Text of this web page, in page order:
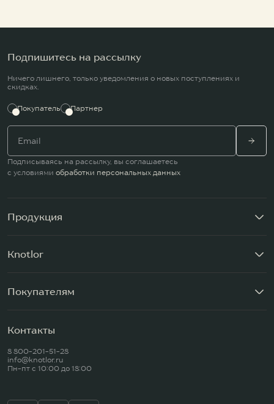
Подпишитесь на рассылку
Ничего лишнего, только уведомления о новых поступлениях и
скидках.
Покупатель Партнер
Подписываясь на рассылку, вы соглашаетесь
с условиями обработки персональных данных
Продукция
Knotlor
Покупателям
Контакты
8 800-201-51-28
info@knotlor.ru
Пн-пт c 10:00 до 18:00